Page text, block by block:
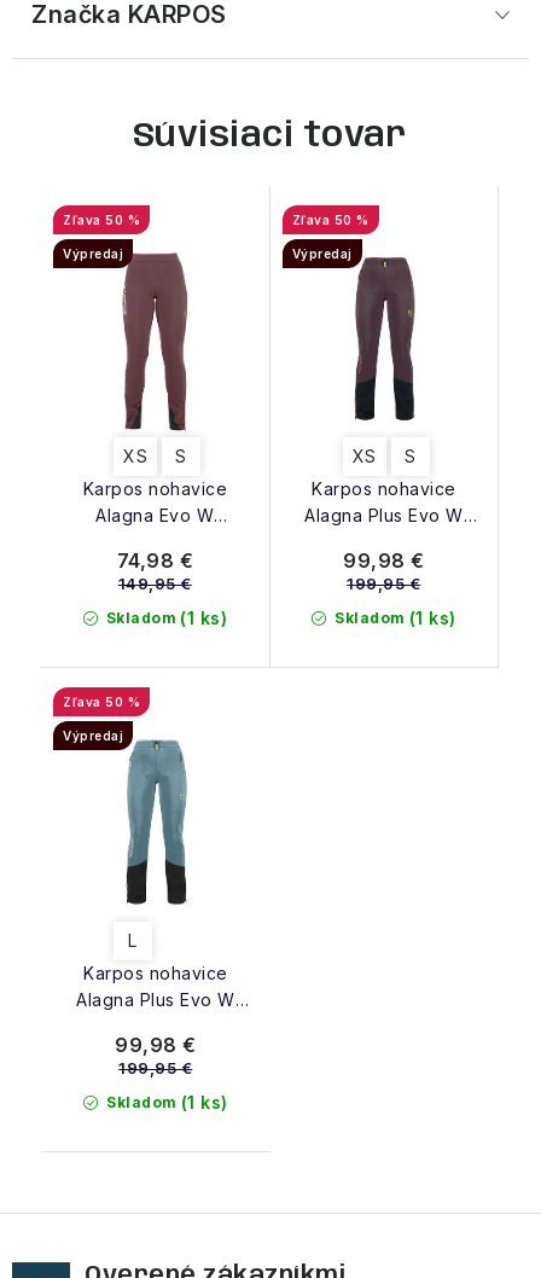
Značka KARPOS
Súvisiaci tovar
Karpos nohavice
Alagna Evo W
50 %
Výpredaj
XS S
Skladom (1 ks)
74,98 €
149,95 €
Karpos nohavice
Alagna Plus Evo W
50 %
Výpredaj
XS S
Skladom (1 ks)
99,98 €
199,95 €
Karpos nohavice
Alagna Plus Evo W
50 %
Výpredaj
L
Skladom (1 ks)
99,98 €
199,95 €